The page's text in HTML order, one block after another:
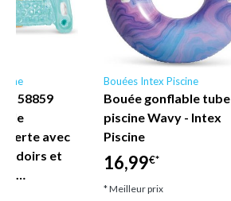
- 58859
avec
et
Bouées Intex Piscine
Bouée gonflable tube
piscine Wavy - Intex
Piscine
16,99€*
* Meilleur prix